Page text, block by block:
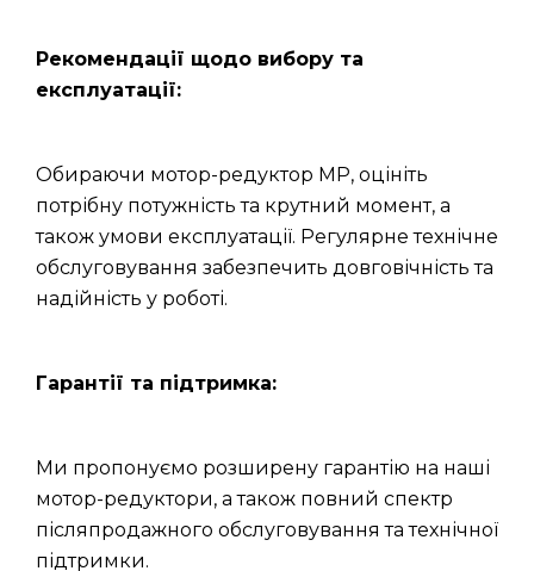
Рекомендації щодо вибору та
експлуатації:
Обираючи мотор-редуктор МР, оцініть
потрібну потужність та крутний момент, а
також умови експлуатації. Регулярне технічне
обслуговування забезпечить довговічність та
надійність у роботі.
Гарантії та підтримка:
Ми пропонуємо розширену гарантію на наші
мотор-редуктори, а також повний спектр
післяпродажного обслуговування та технічної
підтримки.